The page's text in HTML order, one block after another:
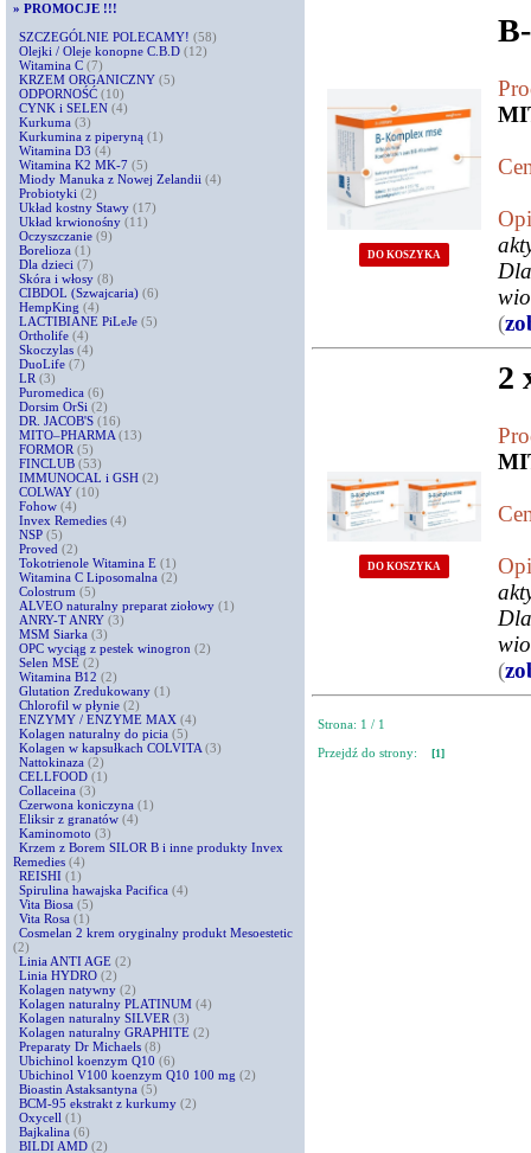
» PROMOCJE !!!
SZCZEGÓLNIE POLECAMY! (58)
Olejki / Oleje konopne C.B.D (12)
Witamina C (7)
KRZEM ORGANICZNY (5)
ODPORNOŚĆ (10)
CYNK i SELEN (4)
Kurkuma (3)
Kurkumina z piperyną (1)
Witamina D3 (4)
Witamina K2 MK-7 (5)
Miody Manuka z Nowej Zelandii (4)
Probiotyki (2)
Układ kostny Stawy (17)
Układ krwionośny (11)
Oczyszczanie (9)
Borelioza (1)
Dla dzieci (7)
Skóra i włosy (8)
CIBDOL (Szwajcaria) (6)
HempKing (4)
LACTIBIANE PiLeJe (5)
Ortholife (4)
Skoczylas (4)
DuoLife (7)
LR (3)
Puromedica (6)
Dorsim OrSi (2)
DR. JACOB'S (16)
MITO–PHARMA (13)
FORMOR (5)
FINCLUB (53)
IMMUNOCAL i GSH (2)
COLWAY (10)
Fohow (4)
Invex Remedies (4)
NSP (5)
Proved (2)
Tokotrienole Witamina E (1)
Witamina C Liposomalna (2)
Colostrum (5)
ALVEO naturalny preparat ziołowy (1)
ANRY-T ANRY (3)
MSM Siarka (3)
OPC wyciąg z pestek winogron (2)
Selen MSE (2)
Witamina B12 (2)
Glutation Zredukowany (1)
Chlorofil w płynie (2)
ENZYMY / ENZYME MAX (4)
Kolagen naturalny do picia (5)
Kolagen w kapsułkach COLVITA (3)
Nattokinaza (2)
CELLFOOD (1)
Collaceina (3)
Czerwona koniczyna (1)
Eliksir z granatów (4)
Kaminomoto (3)
Krzem z Borem SILOR B i inne produkty Invex
Remedies (4)
REISHI (1)
Spirulina hawajska Pacifica (4)
Vita Biosa (5)
Vita Rosa (1)
Cosmelan 2 krem oryginalny produkt Mesoestetic
(2)
Linia ANTI AGE (2)
Linia HYDRO (2)
Kolagen natywny (2)
Kolagen naturalny PLATINUM (4)
Kolagen naturalny SILVER (3)
Kolagen naturalny GRAPHITE (2)
Preparaty Dr Michaels (8)
Ubichinol koenzym Q10 (6)
Ubichinol V100 koenzym Q10 100 mg (2)
Bioastin Astaksantyna (5)
BCM-95 ekstrakt z kurkumy (2)
Oxycell (1)
Bajkalina (6)
BILDI AMD (2)
DO KOSZYKA
(
DO KOSZYKA
2
(
Strona: 1 / 1
Przejdź do strony:
[1]